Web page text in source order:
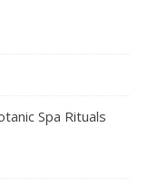
Spa Rituals